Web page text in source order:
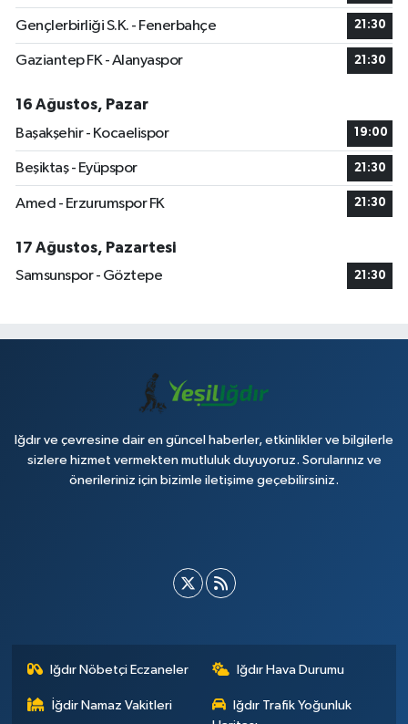
Gençlerbirliği S.K. - Fenerbahçe 21:30
Gaziantep FK - Alanyaspor 21:30
16 Ağustos, Pazar
Başakşehir - Kocaelispor
19:00
Beşiktaş - Eyüpspor 21:30
Amed - Erzurumspor FK 21:30
17 Ağustos, Pazartesi
Samsunspor - Göztepe
21:30
Iğdır ve çevresine dair en güncel haberler, etkinlikler ve bilgilerle
sizlere hizmet vermekten mutluluk duyuyoruz. Sorularınız ve
önerileriniz için bizimle iletişime geçebilirsiniz.
Iğdır Nöbetçi Eczaneler Iğdır Hava Durumu
İğdir Namaz Vakitleri
Iğdır Trafik Yoğunluk